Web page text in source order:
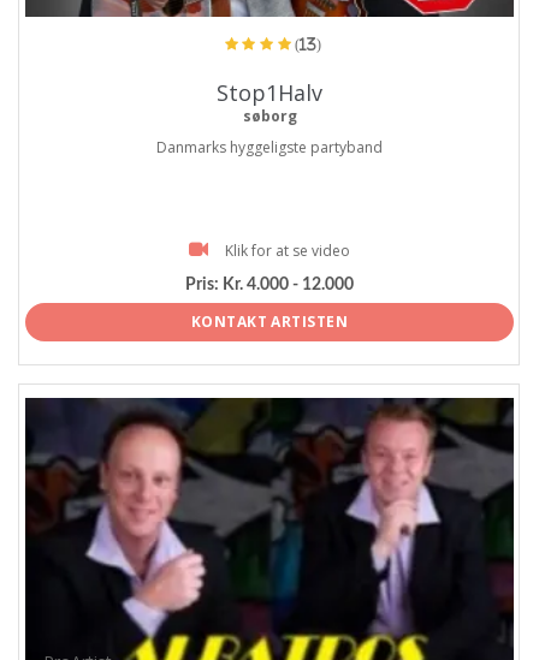
(13)
Stop1Halv
søborg
Danmarks hyggeligste partyband
Klik for at se video
Pris: Kr. 4.000 - 12.000
KONTAKT ARTISTEN